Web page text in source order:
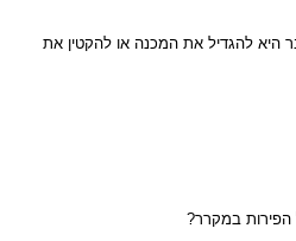
היא להגדיל את המכנה או להקטין את
במקרר?